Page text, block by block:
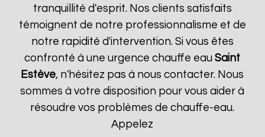
tranquillité d'esprit. Nos clients satisfaits
témoignent de notre professionnalisme et de
notre rapidité d'intervention. Si vous êtes
confronté à une urgence chauffe eauSaint
Estève, n'hésitez pas à nous contacter. Nous
sommes à votre disposition pour vous aider à
résoudre vos problèmes de chauffe-eau.
Appelez